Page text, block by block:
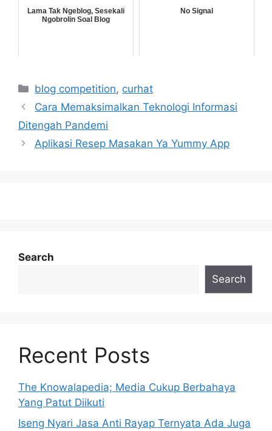
Lama Tak Ngeblog, Sesekali
Ngobrolin Soal Blog
No Signal
Categories
blog competition, curhat
Cara Memaksimalkan Teknologi Informasi
Ditengah Pandemi
Aplikasi Resep Masakan Ya Yummy App
Search
Search
Recent Posts
The Knowalapedia; Media Cukup Berbahaya
Yang Patut Diikuti
Iseng Nyari Jasa Anti Rayap Ternyata Ada Juga